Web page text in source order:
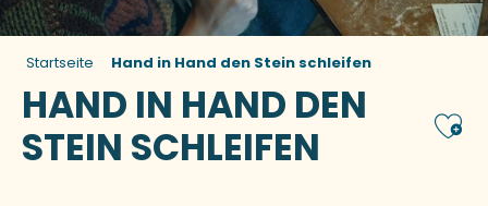
Startseite Hand in Hand den Stein schleifen
HAND IN HAND DEN
STEIN SCHLEIFEN